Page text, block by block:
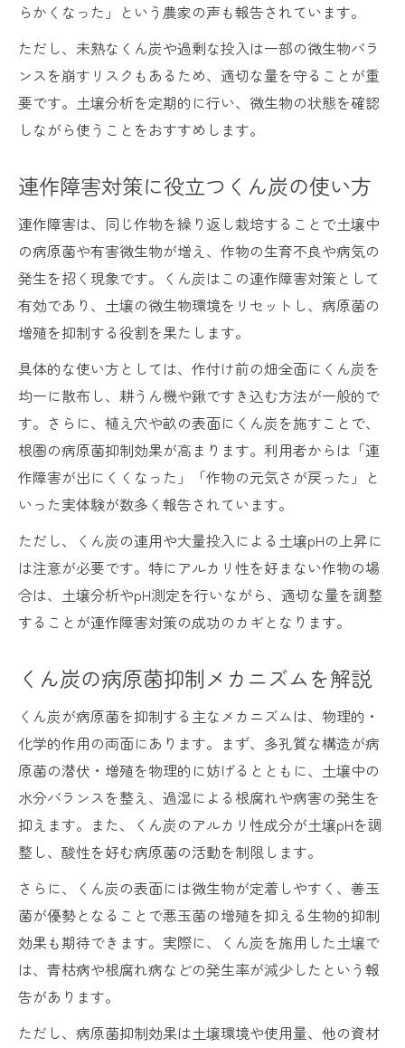
らかくなった」という農家の声も報告されています。
ただし、未熟なくん炭や過剰な投入は一部の微生物バラ
ンスを崩すリスクもあるため、適切な量を守ることが重
要です。土壌分析を定期的に行い、微生物の状態を確認
しながら使うことをおすすめします。
連作障害対策に役立つくん炭の使い方
連作障害は、同じ作物を繰り返し栽培することで土壌中
の病原菌や有害微生物が増え、作物の生育不良や病気の
発生を招く現象です。くん炭はこの連作障害対策として
有効であり、土壌の微生物環境をリセットし、病原菌の
増殖を抑制する役割を果たします。
具体的な使い方としては、作付け前の畑全面にくん炭を
均一に散布し、耕うん機や鍬ですき込む方法が一般的で
す。さらに、植え穴や畝の表面にくん炭を施すことで、
根圏の病原菌抑制効果が高まります。利用者からは「連
作障害が出にくくなった」「作物の元気さが戻った」と
いった実体験が数多く報告されています。
ただし、くん炭の連用や大量投入による土壌pHの上昇に
は注意が必要です。特にアルカリ性を好まない作物の場
合は、土壌分析やpH測定を行いながら、適切な量を調整
することが連作障害対策の成功のカギとなります。
くん炭の病原菌抑制メカニズムを解説
くん炭が病原菌を抑制する主なメカニズムは、物理的・
化学的作用の両面にあります。まず、多孔質な構造が病
原菌の潜伏・増殖を物理的に妨げるとともに、土壌中の
水分バランスを整え、過湿による根腐れや病害の発生を
抑えます。また、くん炭のアルカリ性成分が土壌pHを調
整し、酸性を好む病原菌の活動を制限します。
さらに、くん炭の表面には微生物が定着しやすく、善玉
菌が優勢となることで悪玉菌の増殖を抑える生物的抑制
効果も期待できます。実際に、くん炭を施用した土壌で
は、青枯病や根腐れ病などの発生率が減少したという報
告があります。
ただし、病原菌抑制効果は土壌環境や使用量、他の資材